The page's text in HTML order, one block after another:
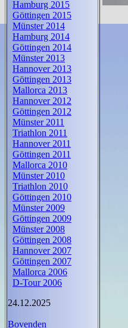
Hamburg 2015
Göttingen 2015
Münster 2014
Hamburg 2014
Göttingen 2014
Münster 2013
Hannover 2013
Göttingen 2013
Mallorca 2013
Hannover 2012
Göttingen 2012
Münster 2011
Triathlon 2011
Hannover 2011
Göttingen 2011
Mallorca 2010
Münster 2010
Triathlon 2010
Göttingen 2010
Münster 2009
Göttingen 2009
Münster 2008
Göttingen 2008
Hannover 2007
Göttingen 2007
Mallorca 2006
D-Tour 2006
24.12.2025
Bovenden